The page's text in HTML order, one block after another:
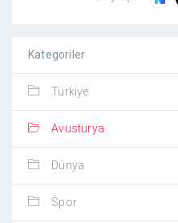
Kategoriler
Türkiye
Avusturya
Dünya
Spor